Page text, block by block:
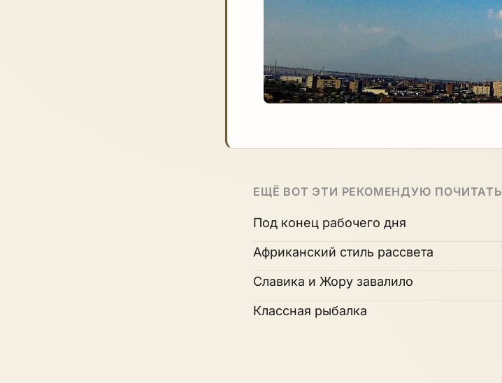
ЕЩЁ ВОТ ЭТИ РЕКОМЕНДУЮ ПОЧИТАТЬ
Под конец рабочего дня
Африканский стиль рассвета
Славика и Жору завалило
Классная рыбалка